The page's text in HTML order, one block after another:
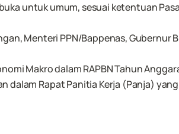
untuk umum, sesuai ketentuan
Menteri PPN/Bappenas, Gubernur
Makro dalam RAPBN Tahun
dalam Rapat Panitia Kerja (Panja)